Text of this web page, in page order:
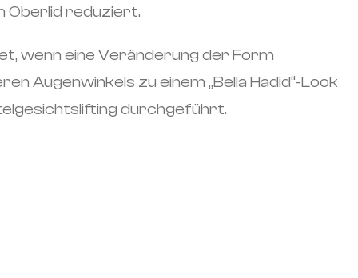
Oberlid reduziert.
wenn eine Veränderung der Form
Augenwinkels zu einem „Bella Hadid“-Look
durchgeführt.